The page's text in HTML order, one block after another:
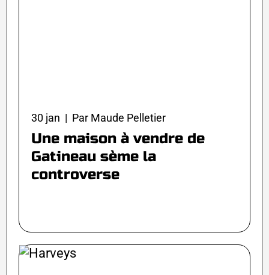
30 jan | Par Maude Pelletier
Une maison à vendre de
Gatineau sème la
controverse